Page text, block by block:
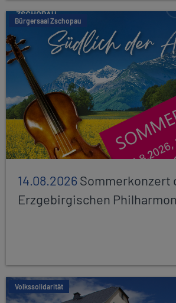
Bürgersaal Zschopau
14.08.2026Sommerkonzert
Erzgebirgischen
Volkssolidarität